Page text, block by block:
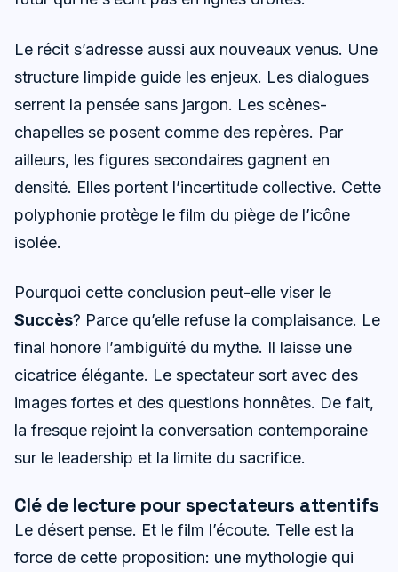
Le récit s’adresse aussi aux nouveaux venus. Une
structure limpide guide les enjeux. Les dialogues
serrent la pensée sans jargon. Les scènes-
chapelles se posent comme des repères. Par
ailleurs, les figures secondaires gagnent en
densité. Elles portent l’incertitude collective. Cette
polyphonie protège le film du piège de l’icône
isolée.
Pourquoi cette conclusion peut-elle viser le
Succès? Parce qu’elle refuse la complaisance. Le
final honore l’ambiguïté du mythe. Il laisse une
cicatrice élégante. Le spectateur sort avec des
images fortes et des questions honnêtes. De fait,
la fresque rejoint la conversation contemporaine
sur le leadership et la limite du sacrifice.
Clé de lecture pour spectateurs attentifs
Le désert pense. Et le film l’écoute. Telle est la
force de cette proposition: une mythologie qui